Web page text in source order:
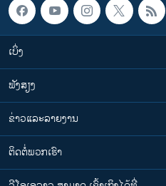
ເບິ່ງ
ຟັງສຽງ
ຂ່າວແລະລາຍງານ
ຕິດຕໍ່ພວກເຮົາ